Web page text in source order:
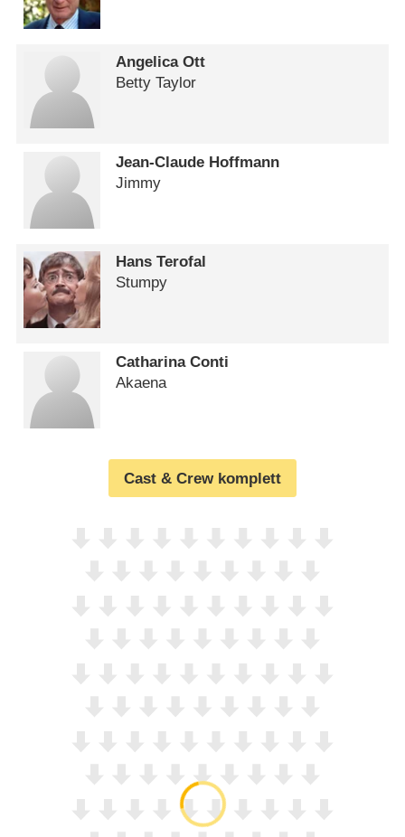
Angelica Ott
Betty Taylor
Jean-Claude Hoffmann
Jimmy
Hans Terofal
Stumpy
Catharina Conti
Akaena
Cast & Crew komplett